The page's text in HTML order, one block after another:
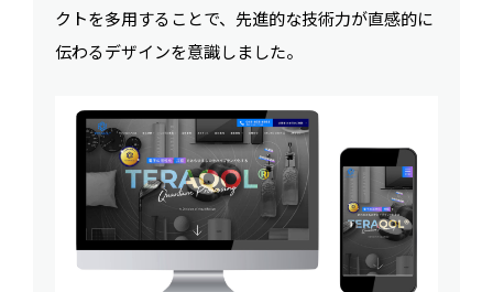
クトを多用することで、先進的な技術力が直感的に
伝わるデザインを意識しました。